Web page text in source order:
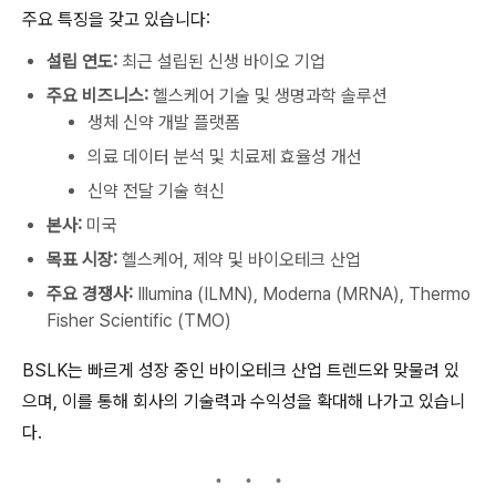
주요 특징을 갖고 있습니다:
설립 연도: 최근 설립된 신생 바이오 기업
주요 비즈니스: 헬스케어 기술 및 생명과학 솔루션
생체 신약 개발 플랫폼
의료 데이터 분석 및 치료제 효율성 개선
신약 전달 기술 혁신
본사: 미국
목표 시장: 헬스케어, 제약 및 바이오테크 산업
주요 경쟁사: Illumina (ILMN), Moderna (MRNA), Thermo
Fisher Scientific (TMO)
BSLK는 빠르게 성장 중인 바이오테크 산업 트렌드와 맞물려 있
으며, 이를 통해 회사의 기술력과 수익성을 확대해 나가고 있습니
다.